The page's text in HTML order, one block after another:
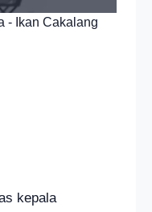
- Ikan Cakalang
kepala